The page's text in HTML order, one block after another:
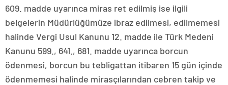
609. madde uyarınca miras ret edilmiş ise ilgili
belgelerin Müdürlüğümüze ibraz edilmesi, edilmemesi
halinde Vergi Usul Kanunu 12. madde ile Türk Medeni
Kanunu 599., 641., 681. madde uyarınca borcun
ödenmesi, borcun bu tebligattan itibaren 15 gün içinde
ödenmemesi halinde mirasçılarından cebren takip ve